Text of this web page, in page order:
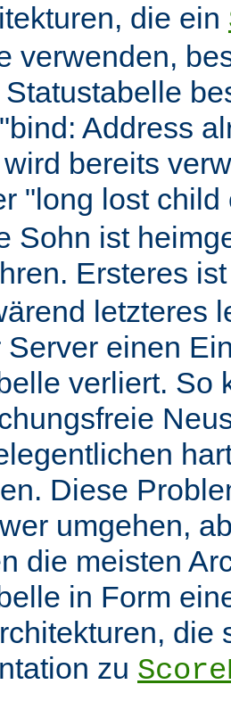
die ein
verwenden,
Address
bereits
"long lost
Sohn ist
Ersteres
letzteres
Server einen
verliert. So
Diese
umgehen,
die meisten
in Form
die
zu